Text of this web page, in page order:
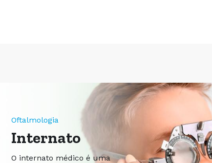
Oftalmologia
Internato
O internato médico é uma